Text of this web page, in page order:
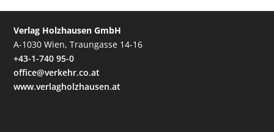
Verlag Holzhausen GmbH
A-1030 Wien, Traungasse 14-16
+43-1-740 95-0
office@verkehr.co.at
www.verlagholzhausen.at